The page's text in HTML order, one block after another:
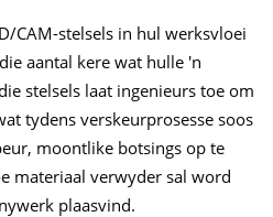
CAM-stelsels in hul werksvloei
aantal kere wat hulle 'n
stelsels laat ingenieurs toe om
tydens verskeurprosesse soos
moontlike botsings op te
materiaal verwyder sal word
plaasvind.